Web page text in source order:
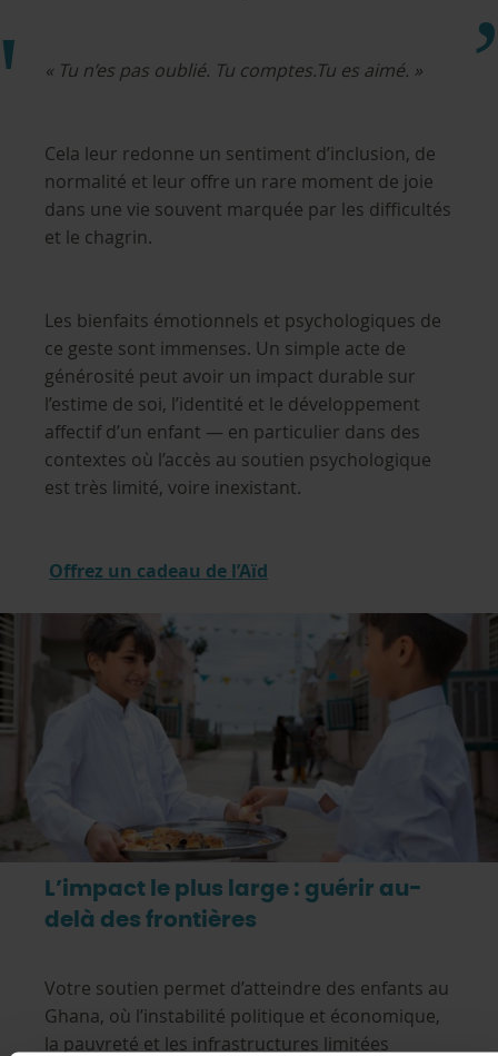
« Tu n’es pas oublié. Tu comptes.Tu es aimé. »
Cela leur redonne un sentiment d’inclusion, de
normalité et leur offre un rare moment de joie
dans une vie souvent marquée par les difficultés
et le chagrin.
Les bienfaits émotionnels et psychologiques de
ce geste sont immenses. Un simple acte de
générosité peut avoir un impact durable sur
l’estime de soi, l’identité et le développement
affectif d’un enfant — en particulier dans des
contextes où l’accès au soutien psychologique
est très limité, voire inexistant.
Offrez un cadeau de l’Aïd
L’impact le plus large : guérir au-
delà des frontières
Votre soutien permet d’atteindre des enfants au
Ghana, où l’instabilité politique et économique,
la pauvreté et les infrastructures limitées